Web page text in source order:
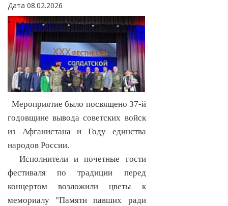
Дата 08.02.2026
Мероприятие было посвящено 37-й
годовщине вывода советских войск
из Афганистана и Году единства
народов России.
Исполнители и почетные гости
фестиваля по традиции перед
концертом возложили цветы к
мемориалу "Памяти павших ради